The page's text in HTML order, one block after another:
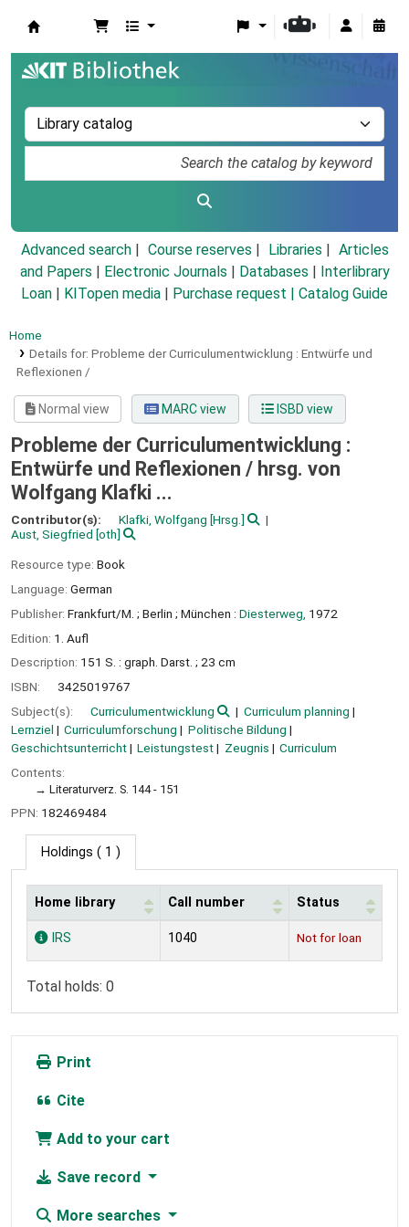
Advanced search Course reserves Libraries
Articles
and Papers
Electronic Journals Databases
Interlibrary
Loan
KITopen media Purchase request | Catalog Guide
Home
Details for: Probleme der Curriculumentwicklung : Entwürfe und
Reflexionen /
Normal view MARC view ISBD view
Probleme der Curriculumentwicklung :
Entwürfe und Reflexionen / hrsg. von
Wolfgang Klafki ...
Contributor(s): Klafki, Wolfgang [Hrsg.]
Aust, Siegfried [oth]
Resource type: Book
Language: German
Publisher: Frankfurt/M. ; Berlin ; München : Diesterweg, 1972
Edition: 1. Aufl
Description: 151 S. : graph. Darst. ; 23 cm
ISBN:
3425019767
Subject(s):
Curriculumentwicklung
Curriculum planning
Lernziel
Curriculumforschung
Politische Bildung
Geschichtsunterricht
Leistungstest Zeugnis
Curriculum
Contents:
Literaturverz. S. 144 - 151
PPN: 182469484
Holdings ( 1 )
Holdings
Home library Call number Status
IRS 1040 Not for loan
Total holds: 0
Print
Cite
Add to your cart
Save record
More searches